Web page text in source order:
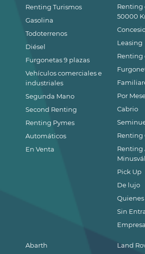
Renting Turismos
Gasolina
Todoterrenos
Diésel
Furgonetas 9 plazas
Vehículos comerciales e
industriales
Segunda Mano
Second Renting
Renting Pymes
Automáticos
En Venta
Abarth
Land
Renting
50000
Leasing
Renting
Por
Cabrio
Renting
Renting
Pick Up
De lujo
Sin